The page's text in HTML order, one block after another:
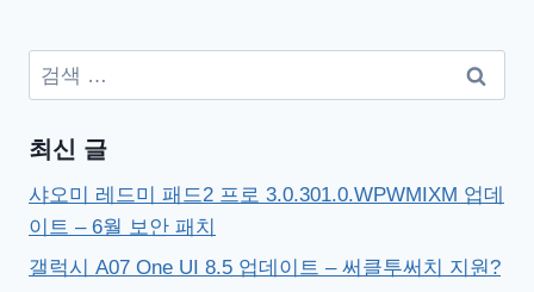
검
색:
최신 글
샤오미 레드미 패드2 프로 3.0.301.0.WPWMIXM 업데
이트 – 6월 보안 패치
갤럭시 A07 One UI 8.5 업데이트 – 써클투써치 지원?